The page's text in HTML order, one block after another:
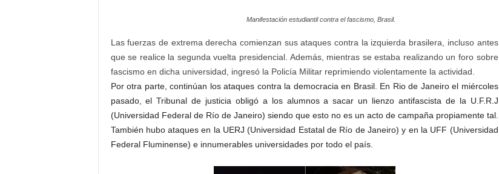
Manifestación estudiantil contra el fascismo, Brasil.
Las fuerzas de extrema derecha comienzan sus ataques contra la izquierda brasilera, incluso antes
que se realice la segunda vuelta presidencial. Además, mientras se estaba realizando un foro sobre
fascismo en dicha universidad, ingresó la Policía Militar reprimiendo violentamente la actividad.
Por otra parte, continúan los ataques contra la democracia en Brasil. En Rio de Janeiro el miércoles
pasado, el Tribunal de justicia obligó a los alumnos a sacar un lienzo antifascista de la U.F.R.J
(Universidad Federal de Río de Janeiro) siendo que esto no es un acto de campaña propiamente tal.
También hubo ataques en la UERJ (Universidad Estatal de Río de Janeiro) y en la UFF (Universidad
Federal Fluminense) e innumerables universidades por todo el país.